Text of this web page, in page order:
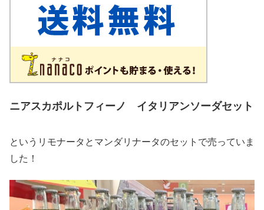
ニアスカポルトフィーノ イタリアンソーダセット
というリモナータとマンダリナータのセットで売っていま
した！